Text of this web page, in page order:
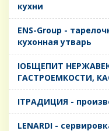
кухни
ENS-Group -
кухонная утварь
IОБЩЕПИТ
ГАСТРОЕМКОСТИ,
IТРАДИЦИЯ -
LENARDI -